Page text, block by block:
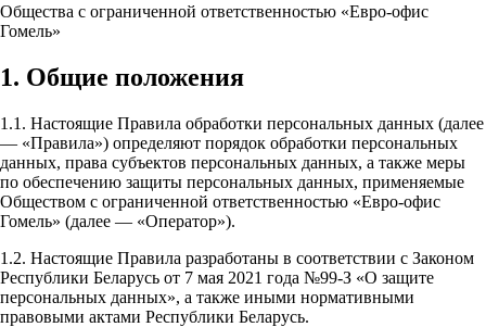
Общества с ограниченной ответственностью «Евро-офис
Гомель»
1. Общие положения
1.1. Настоящие Правила обработки персональных данных (далее
— «Правила») определяют порядок обработки персональных
данных, права субъектов персональных данных, а также меры
по обеспечению защиты персональных данных, применяемые
Обществом с ограниченной ответственностью «Евро-офис
Гомель» (далее — «Оператор»).
1.2. Настоящие Правила разработаны в соответствии с Законом
Республики Беларусь от 7 мая 2021 года №99-З «О защите
персональных данных», а также иными нормативными
правовыми актами Республики Беларусь.